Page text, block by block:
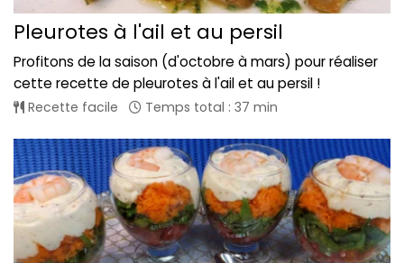
Pleurotes à l'ail et au persil
Profitons de la saison (d'octobre à mars) pour réaliser
cette recette de pleurotes à l'ail et au persil !
Recette facile Temps total : 37 min